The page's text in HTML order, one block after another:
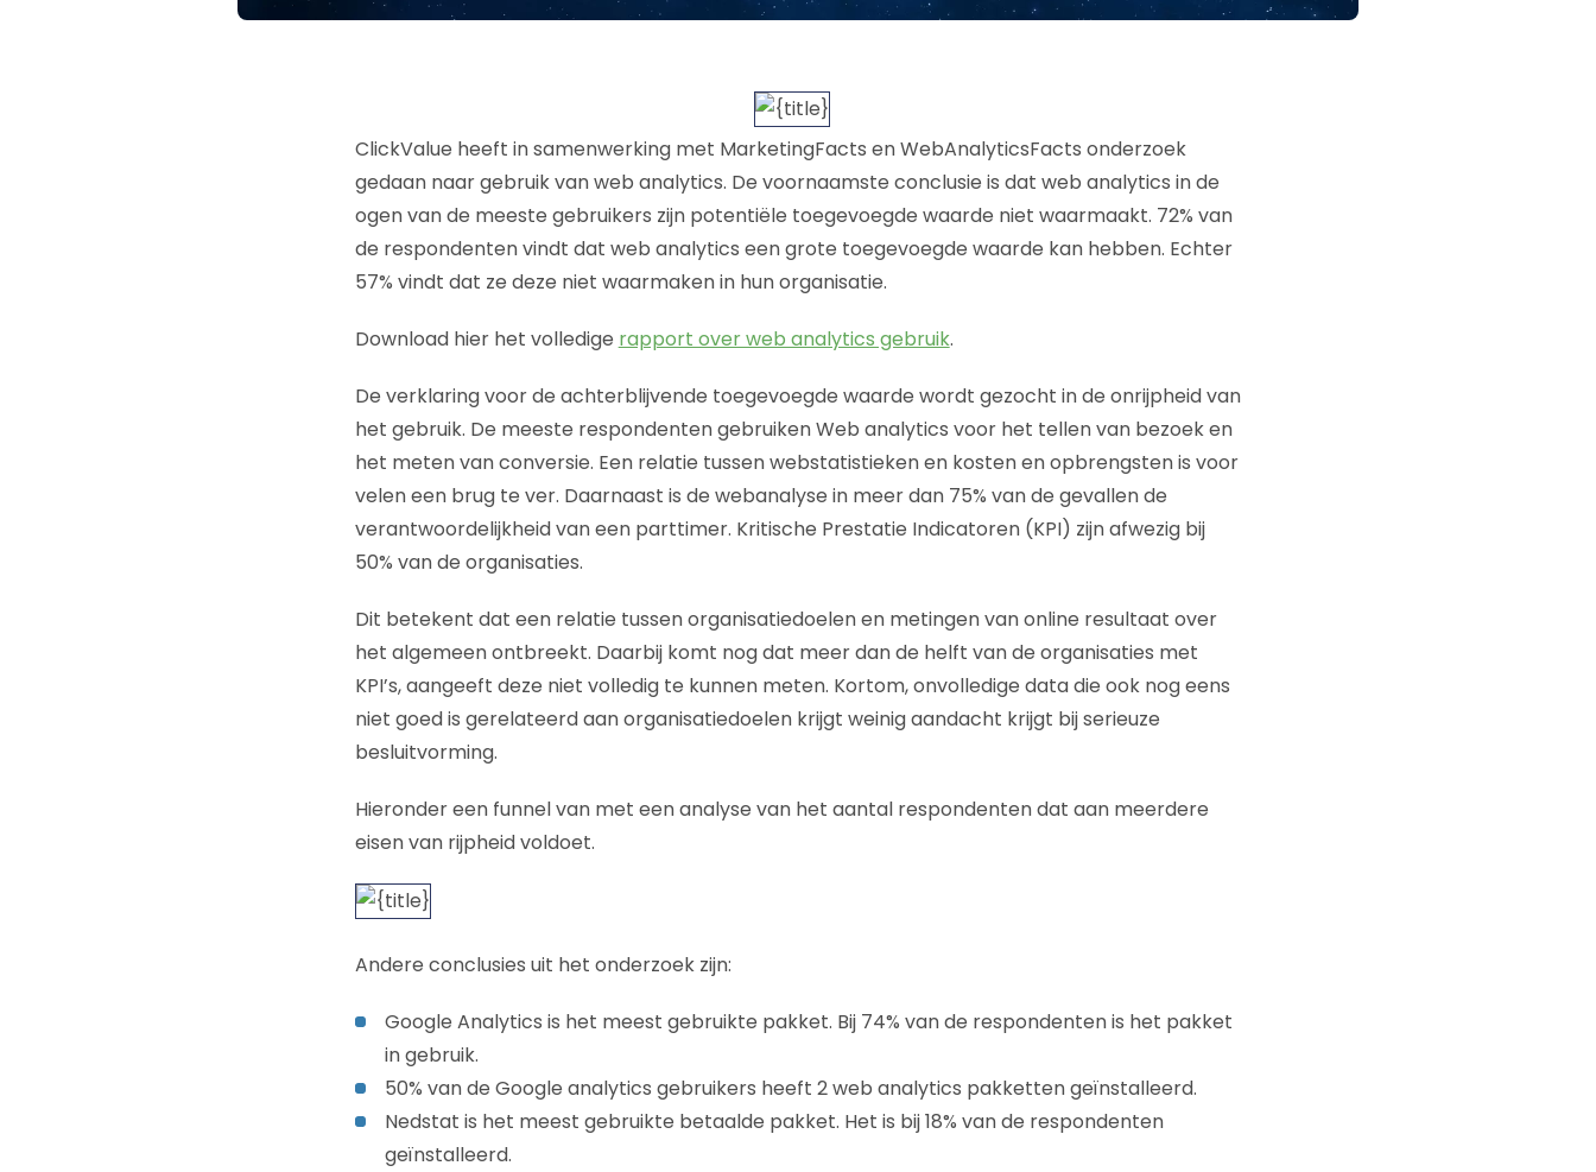
ClickValue heeft in samenwerking met MarketingFacts en WebAnalyticsFacts onderzoek
gedaan naar gebruik van web analytics. De voornaamste conclusie is dat web analytics in de
ogen van de meeste gebruikers zijn potentiële toegevoegde waarde niet waarmaakt. 72% van
de respondenten vindt dat web analytics een grote toegevoegde waarde kan hebben. Echter
57% vindt dat ze deze niet waarmaken in hun organisatie.
Download hier het volledige rapport over web analytics gebruik.
De verklaring voor de achterblijvende toegevoegde waarde wordt gezocht in de onrijpheid van
het gebruik. De meeste respondenten gebruiken Web analytics voor het tellen van bezoek en
het meten van conversie. Een relatie tussen webstatistieken en kosten en opbrengsten is voor
velen een brug te ver. Daarnaast is de webanalyse in meer dan 75% van de gevallen de
verantwoordelijkheid van een parttimer. Kritische Prestatie Indicatoren (KPI) zijn afwezig bij
50% van de organisaties.
Dit betekent dat een relatie tussen organisatiedoelen en metingen van online resultaat over
het algemeen ontbreekt. Daarbij komt nog dat meer dan de helft van de organisaties met
KPI’s, aangeeft deze niet volledig te kunnen meten. Kortom, onvolledige data die ook nog eens
niet goed is gerelateerd aan organisatiedoelen krijgt weinig aandacht krijgt bij serieuze
besluitvorming.
Hieronder een funnel van met een analyse van het aantal respondenten dat aan meerdere
eisen van rijpheid voldoet.
Andere conclusies uit het onderzoek zijn:
Google Analytics is het meest gebruikte pakket. Bij 74% van de respondenten is het pakket
in gebruik.
50% van de Google analytics gebruikers heeft 2 web analytics pakketten geïnstalleerd.
Nedstat is het meest gebruikte betaalde pakket. Het is bij 18% van de respondenten
geïnstalleerd.